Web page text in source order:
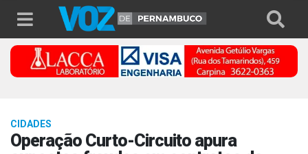
CIDADES
Operação Curto-Circuito apura